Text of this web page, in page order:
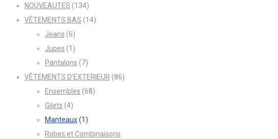
NOUVEAUTES (134)
VÊTEMENTS BAS (14)
Jeans (6)
Jupes (1)
Pantalons (7)
VÊTEMENTS D'EXTERIEUR (86)
Ensembles (68)
Gilets (4)
Manteaux(1)
Robes et Combinaisons